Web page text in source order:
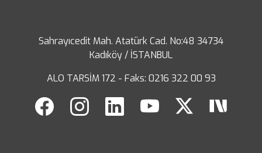
Sahrayıcedit Mah. Atatürk Cad. No:48 34734
Kadıköy / İSTANBUL
ALO TARSİM 172 - Faks: 0216 322 00 93